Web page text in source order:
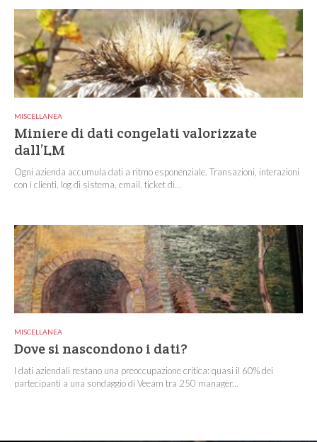
MISCELLANEA
Miniere di dati congelati valorizzate
dall’LM
Ogni azienda accumula dati a ritmo esponenziale. Transazioni, interazioni
con i clienti, log di sistema, email, ticket di...
MISCELLANEA
Dove si nascondono i dati?
I dati aziendali restano una preoccupazione critica: quasi il 60% dei
partecipanti a una sondaggio di Veeam tra 250 manager...